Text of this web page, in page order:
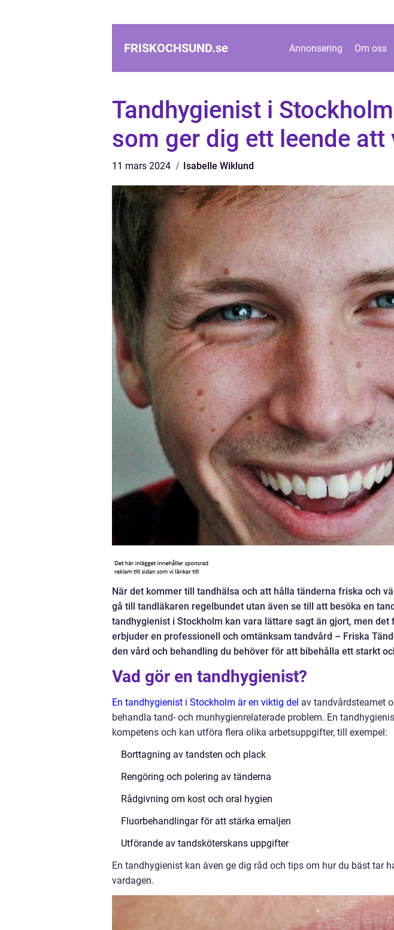
FRISKOCHSUND.se Annonsering Om oss
Tandhygienist i
som ger dig ett leende att
11 mars 2024 Isabelle Wiklund
När det kommer till tandhälsa och att hålla tänderna friska och
gå till tandläkaren regelbundet utan även se till att besöka en
tandhygienist i Stockholm kan vara lättare sagt än gjort, men det
erbjuder en professionell och omtänksam tandvård – Friska
den vård och behandling du behöver för att bibehålla ett starkt
Vad gör en tandhygienist?
En tandhygienist i Stockholm är en viktig del av tandvårdsteamet
behandla tand- och munhygienrelaterade problem. En
kompetens och kan utföra flera olika arbetsuppgifter, till exempel:
Borttagning av tandsten och plack
Rengöring och polering av tänderna
Rådgivning om kost och oral hygien
Fluorbehandlingar för att stärka emaljen
Utförande av tandsköterskans uppgifter
En tandhygienist kan även ge dig råd och tips om hur du bäst tar
vardagen.